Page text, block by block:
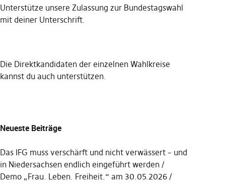
Unterstütze unsere Zulassung zur Bundestagswahl
mit deiner Unterschrift.
Die Direktkandidaten der einzelnen Wahlkreise
kannst du auch unterstützen.
Neueste Beiträge
Das IFG muss verschärft und nicht verwässert – und
in Niedersachsen endlich eingeführt werden
Demo „Frau. Leben. Freiheit.“ am 30.05.2026